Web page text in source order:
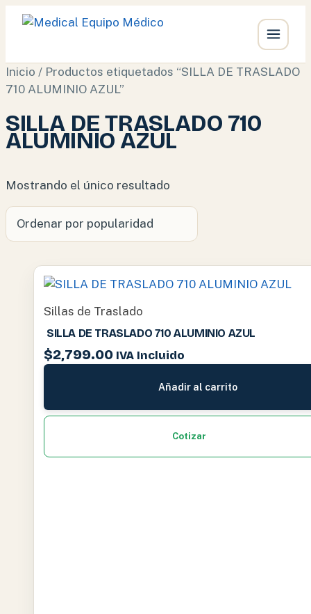
Ir
al
Inicio / Productos etiquetados “SILLA DE TRASLADO
710 ALUMINIO AZUL”
SILLA DE TRASLADO 710
ALUMINIO AZUL
Mostrando el único resultado
Sillas de Traslado
SILLA DE TRASLADO 710 ALUMINIO AZUL
$2,799.00 IVA Incluido
Añadir al carrito
Cotizar